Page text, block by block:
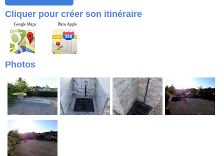
Cliquer pour créer son itinéraire
Google Maps Plans Apple
Photos